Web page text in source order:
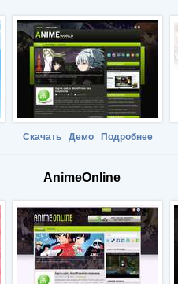
Скачать Демо Подробнее
AnimeOnline